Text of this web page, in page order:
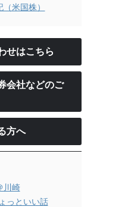
米国株）
せはこちら
会社などのご
方へ
川崎
っといい話